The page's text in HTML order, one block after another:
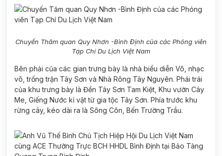
Chuyến Thăm quan Quy Nhơn -Bình Định của các Phóng viên
Tạp Chí Du Lịch Việt Nam
Bên phải của các gian trưng bày là nhà biểu diễn Võ, nhạc
võ, trống trận Tây Sơn và Nhà Rông Tây Nguyên. Phái trái
của khu trưng bày là Đền Tây Sơn Tam Kiệt, Khu vườn Cây
Me, Giếng Nước kỉ vật từ gia tộc Tây Sơn. Phía trước khu
rừng cây, kéo dài ra là Sông Côn, Bến Trường Trầu.